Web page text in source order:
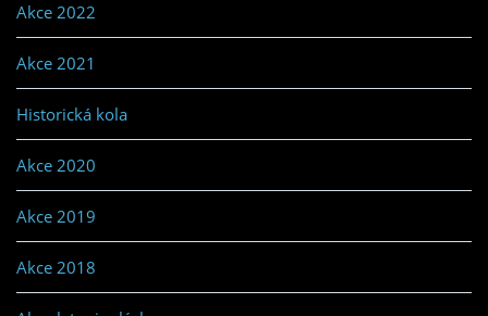
Akce 2022
Akce 2021
Historická kola
Akce 2020
Akce 2019
Akce 2018